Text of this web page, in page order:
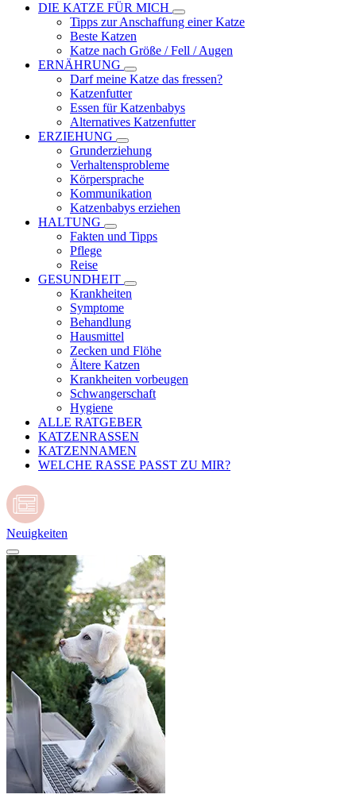
DIE KATZE FÜR MICH
Tipps zur Anschaffung einer Katze
Beste Katzen
Katze nach Größe / Fell / Augen
ERNÄHRUNG
Darf meine Katze das fressen?
Katzenfutter
Essen für Katzenbabys
Alternatives Katzenfutter
ERZIEHUNG
Grunderziehung
Verhaltensprobleme
Körpersprache
Kommunikation
Katzenbabys erziehen
HALTUNG
Fakten und Tipps
Pflege
Reise
GESUNDHEIT
Krankheiten
Symptome
Behandlung
Hausmittel
Zecken und Flöhe
Ältere Katzen
Krankheiten vorbeugen
Schwangerschaft
Hygiene
ALLE RATGEBER
KATZENRASSEN
KATZENNAMEN
WELCHE RASSE PASST ZU MIR?
Neuigkeiten